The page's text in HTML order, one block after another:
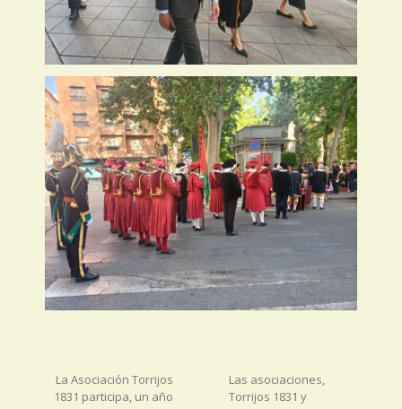
entradasLa Asociación Torrijos
1831 participa, un año
Las asociaciones,
Torrijos 1831 y